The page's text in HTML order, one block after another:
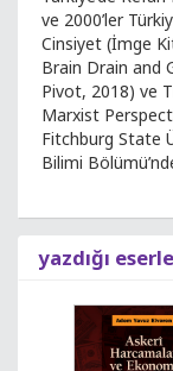
ve 2000’ler
Cinsiyet (İmge
Brain Drain and
Pivot, 2018) ve
Marxist
Fitchburg State
Bilimi
yazdığı